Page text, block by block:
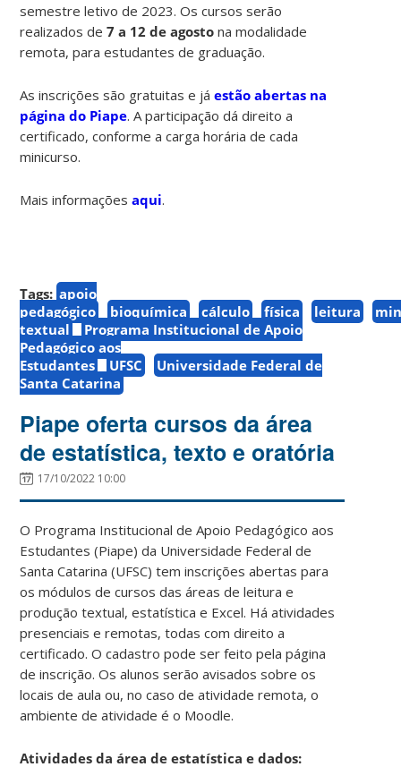
semestre letivo de 2023. Os cursos serão
realizados de7 a 12 de agosto na modalidade
remota, para estudantes de graduação.
As inscrições são gratuitas e jáestão abertas na
página do Piape. A participação dá direito a
certificado, conforme a carga horária de cada
minicurso.
Mais informaçõesaqui.
Tags: apoio
pedagógico
bioquímica cálculo física leitura
textual
Programa Institucional de Apoio
Pedagógico aos
Estudantes
UFSC
Universidade Federal de
Santa Catarina
Piape oferta cursos da área
de estatística, texto e oratória
17/10/2022 10:00
O Programa Institucional de Apoio Pedagógico aos
Estudantes (Piape) da Universidade Federal de
Santa Catarina (UFSC) tem inscrições abertas para
os módulos de cursos das áreas de leitura e
produção textual, estatística e Excel. Há atividades
presenciais e remotas, todas com direito a
certificado. O cadastro pode ser feito pela página
de inscrição. Os alunos serão avisados sobre os
locais de aula ou, no caso de atividade remota, o
ambiente de atividade é o Moodle.
Atividades da área de estatística e dados: